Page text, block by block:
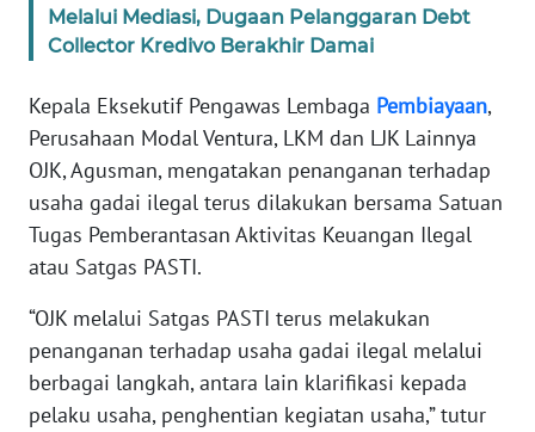
Melalui Mediasi, Dugaan Pelanggaran Debt
Collector Kredivo Berakhir Damai
Kepala Eksekutif Pengawas Lembaga Pembiayaan,
Perusahaan Modal Ventura, LKM dan LJK Lainnya
OJK, Agusman, mengatakan penanganan terhadap
usaha gadai ilegal terus dilakukan bersama Satuan
Tugas Pemberantasan Aktivitas Keuangan Ilegal
atau Satgas PASTI.
“OJK melalui Satgas PASTI terus melakukan
penanganan terhadap usaha gadai ilegal melalui
berbagai langkah, antara lain klarifikasi kepada
pelaku usaha, penghentian kegiatan usaha,” tutur
IKLAN
KAMI
PEDOMAN
SIBER
REDAKSI
DISCLAIMER